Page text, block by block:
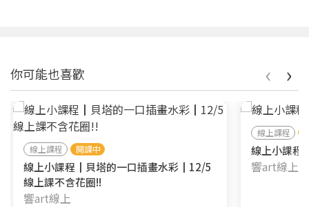
取消
你可能也喜歡
線上課程 開課中
線上小課程┃貝塔的一口插畫水彩┃12/5
線上課不含花圈!!
響art線上
線上課程
線上小課
響art線上
‹ ›